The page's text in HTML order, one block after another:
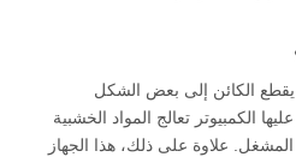
الكائن إلى بعض الشكل
الكمبيوتر تعالج المواد الخشبية
علاوة على ذلك، هذا الجهاز